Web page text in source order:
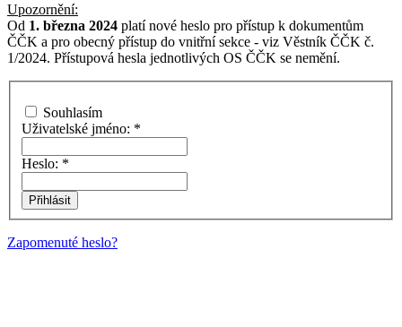
Upozornění:
Od 1. března 2024 platí nové heslo pro přístup k dokumentům
ČČK a pro obecný přístup do vnitřní sekce - viz Věstník ČČK č.
1/2024. Přístupová hesla jednotlivých OS ČČK se nemění.
Souhlasím
Uživatelské jméno: *
Heslo: *
Zapomenuté heslo?